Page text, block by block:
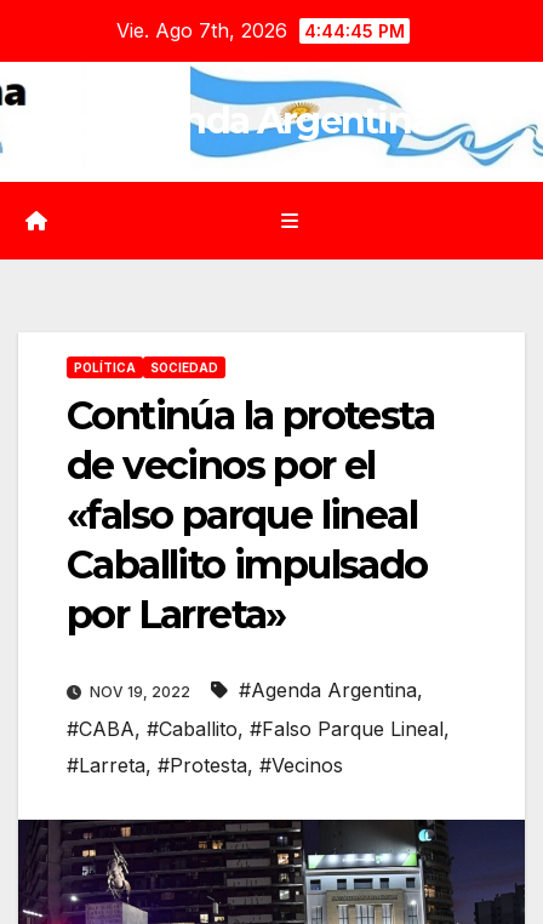
contenido
Vie. Ago 7th, 2026 4:44:47 PM
Agenda Argentina
POLÍTICA SOCIEDAD
Continúa la protesta
de vecinos por el
«falso parque lineal
Caballito impulsado
por Larreta»
NOV 19, 2022 #Agenda Argentina,
#CABA, #Caballito, #Falso Parque Lineal,
#Larreta, #Protesta, #Vecinos